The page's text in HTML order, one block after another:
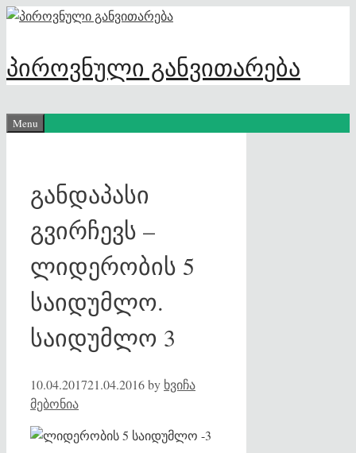
Skip
content
პიროვნული განვითარება
Menu
განდაპასი
გვირჩევს –
ლიდერობის 5
საიდუმლო.
საიდუმლო 3
10.04.201721.04.2016by ხვიჩა
მებონია